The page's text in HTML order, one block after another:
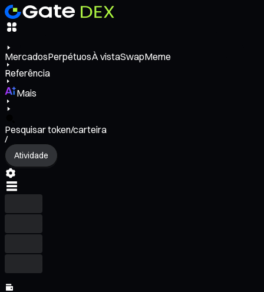
MercadosPerpétuosÀ vistaSwapMeme
Referência
Mais
Pesquisar token/carteira
/
Atividade